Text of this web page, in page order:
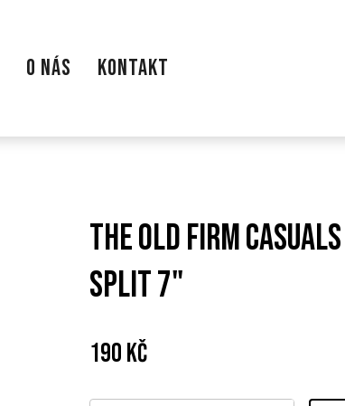
O NÁS KONTAKT
THE OLD FIRM
SPLIT 7"
Cena:
190 Kč